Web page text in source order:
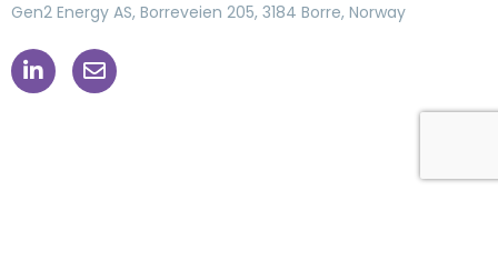
Gen2 Energy AS, Borreveien 205, 3184 Borre, Norway